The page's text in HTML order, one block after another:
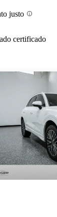
justo
certificado
Aviso